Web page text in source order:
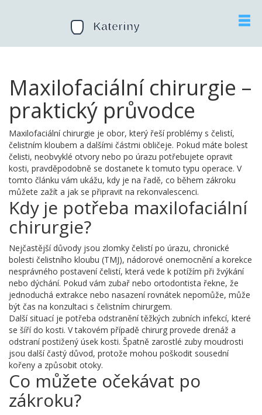
Maxilofaciální chirurgie –
praktický průvodce
Maxilofaciální chirurgie je obor, který řeší problémy s čelistí,
čelistním kloubem a dalšími částmi obličeje. Pokud máte bolest
čelisti, neobvyklé otvory nebo po úrazu potřebujete opravit
kosti, pravděpodobně se dostanete k tomuto typu operace. V
tomto článku vám ukážu, kdy je na řadě, co během zákroku
můžete zažít a jak se připravit na rekonvalescenci.
Kdy je potřeba maxilofaciální
chirurgie?
Nejčastější důvody jsou zlomky čelistí po úrazu, chronické
bolesti čelistního kloubu (TMJ), nádorové onemocnění a korekce
nesprávného postavení čelistí, která vede k potížím při žvýkání
nebo dýchání. Pokud vám zubař nebo ortodontista řekne, že
jednoduchá extrakce nebo nasazení rovnátek nepomůže, může
být čas na konzultaci s čelistním chirurgem.
Další situací je potřeba odstranění těžkých zubních infekcí, které
se šíří do kosti. V takovém případě chirurg provede drenáž a
odstraní postižený úsek kosti. Špatně zarostlé zuby moudrosti
jsou další častý důvod, protože mohou poškodit sousední
kořeny a způsobit otoky.
Co můžete očekávat po
zákroku?